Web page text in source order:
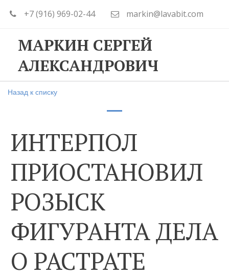
+7 (916) 969-02-44 markin@lavabit.com
МАРКИН СЕРГЕЙ
АЛЕКСАНДРОВИЧ
Назад к списку
ИНТЕРПОЛ
ПРИОСТАНОВИЛ
РОЗЫСК
ФИГУРАНТА ДЕЛА
О РАСТРАТЕ